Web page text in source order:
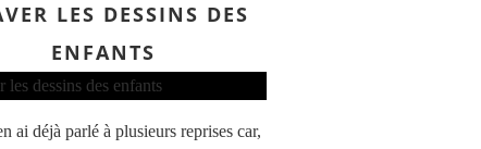
LES DESSINS DES
ENFANTS
ai déjà parlé à plusieurs reprises car,